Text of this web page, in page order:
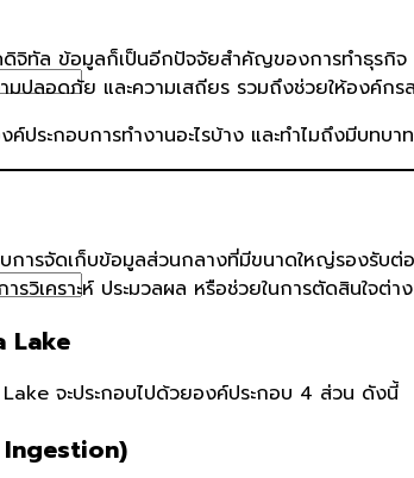
ดิจิทัล ข้อมูลก็เป็นอีกปัจจัยสำคัญของการทำธุร
ปลอดภัย และความเสถียร รวมถึงช่วยให้องค์ก
ประกอบการทำงานอะไรบ้าง และทำไมถึงมีบท
ารจัดเก็บข้อมูลส่วนกลางที่มีขนาดใหญ่รองรับต่
รวิเคราะห์ ประมวลผล หรือช่วยในการตัดสินใจต่
Lake
จะประกอบไปด้วยองค์ประกอบ 4 ส่วน ดังนี้
Ingestion)